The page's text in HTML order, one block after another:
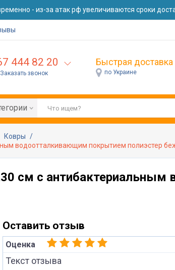
- из-за атак рф увеличиваются сроки
444 82 20
Заказать звонок
Быстрая доставка
по Украине
Ковры
водоотталкивающим покрытием полиэстер
см с
Оставить отзыв
Оценка
Текст отзыва